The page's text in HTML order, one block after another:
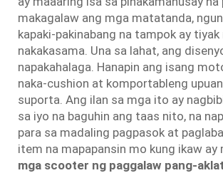
makagalaw ang mga matatanda,
kapaki-pakinabang na tampok ay tiyak
nakakasama. Una sa lahat, ang
napakahalaga. Hanapin ang isang
naka-cushion at komportableng
suporta. Ang ilan sa mga ito ay
sa iyo na baguhin ang taas nito, na
para sa madaling pagpasok at
item na mapapansin mo kung ikaw ay
mga scooter ng paggalaw pang-